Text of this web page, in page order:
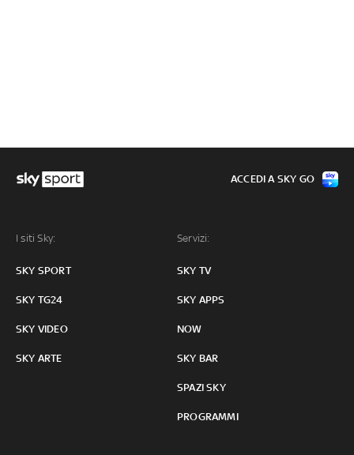
I siti Sky:
SKY SPORT
SKY TG24
SKY VIDEO
SKY ARTE
Servizi:
SKY TV
SKY APPS
NOW
SKY BAR
SPAZI SKY
PROGRAMMI
ACCEDI A SKY GO